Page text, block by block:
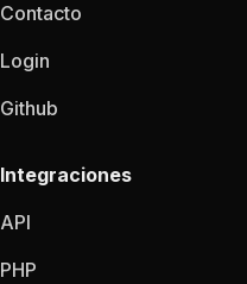
Contacto
Login
Github
Integraciones
API
PHP